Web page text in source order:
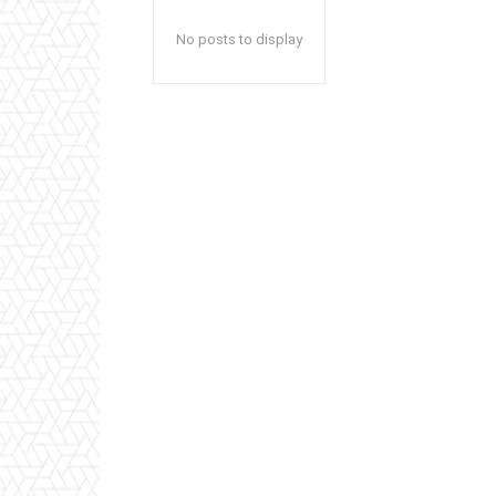
No posts to display